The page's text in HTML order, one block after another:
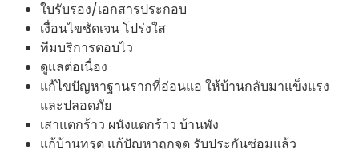
ใบรับรอง/เอกสารประกอบ
เงื่อนไขชัดเจน โปร่งใส
ทีมบริการตอบไว
ดูแลต่อเนื่อง
แก้ไขปัญหาฐานรากที่อ่อนแอ ให้บ้านกลับมาแข็งแรง
และปลอดภัย
เสาแตกร้าว ผนังแตกร้าว บ้านพัง
แก้บ้านทรุด แก้ปัญหาถูกจุด รับประกันซ่อมแล้ว